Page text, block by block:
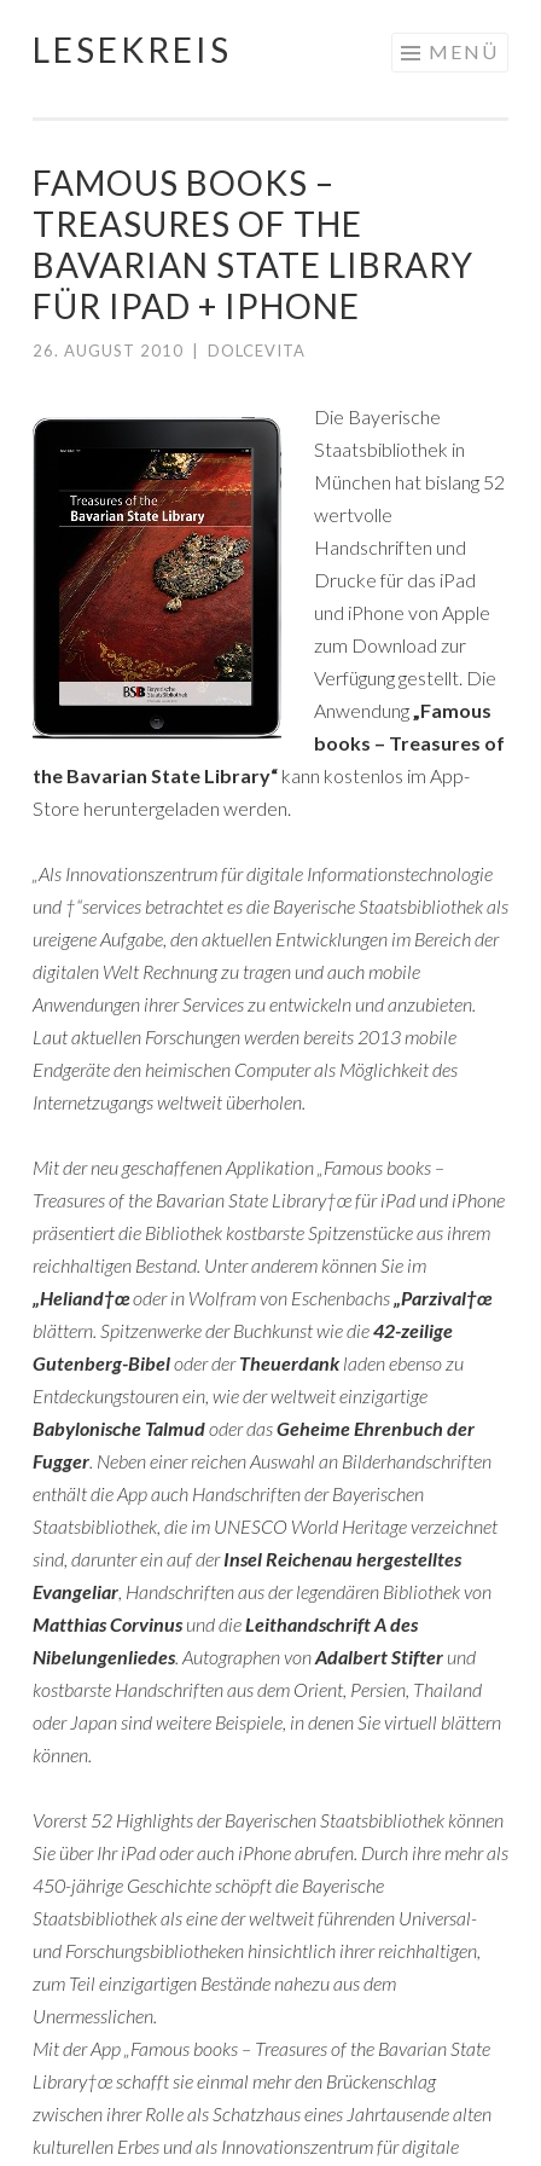
Springe
LESEKREIS MENÜ
FAMOUS BOOKS –
TREASURES OF THE
BAVARIAN STATE LIBRARY
FÜR IPAD + IPHONE
26. AUGUST 2010 DOLCEVITA
Die Bayerische
Staatsbibliothek in
München hat bislang 52
wertvolle
Handschriften und
Drucke für das iPad
und iPhone von Apple
zum Download zur
Verfügung gestellt. Die
Anwendung„Famous
books – Treasures of
the Bavarian State Library“ kann kostenlos im App-
Store heruntergeladen werden.
„Als Innovationszentrum für digitale Informationstechnologie
und †“services betrachtet es die Bayerische Staatsbibliothek als
ureigene Aufgabe, den aktuellen Entwicklungen im Bereich der
digitalen Welt Rechnung zu tragen und auch mobile
Anwendungen ihrer Services zu entwickeln und anzubieten.
Laut aktuellen Forschungen werden bereits 2013 mobile
Endgeräte den heimischen Computer als Möglichkeit des
Internetzugangs weltweit überholen.
Mit der neu geschaffenen Applikation „Famous books –
Treasures of the Bavarian State Library†œ für iPad und iPhone
präsentiert die Bibliothek kostbarste Spitzenstücke aus ihrem
reichhaltigen Bestand. Unter anderem können Sie im
„Heliand†œoder in Wolfram von Eschenbachs„Parzival†œ
blättern. Spitzenwerke der Buchkunst wie die42-zeilige
Gutenberg-Bibeloder derTheuerdank laden ebenso zu
Entdeckungstouren ein, wie der weltweit einzigartige
Babylonische Talmudoder dasGeheime Ehrenbuch der
Fugger. Neben einer reichen Auswahl an Bilderhandschriften
enthält die App auch Handschriften der Bayerischen
Staatsbibliothek, die im UNESCO World Heritage verzeichnet
sind, darunter ein auf derInsel Reichenau hergestelltes
Evangeliar, Handschriften aus der legendären Bibliothek von
Matthias Corvinus und dieLeithandschrift A des
Nibelungenliedes. Autographen vonAdalbert Stifter und
kostbarste Handschriften aus dem Orient, Persien, Thailand
oder Japan sind weitere Beispiele, in denen Sie virtuell blättern
können.
Vorerst 52 Highlights der Bayerischen Staatsbibliothek können
Sie über Ihr iPad oder auch iPhone abrufen. Durch ihre mehr als
450-jährige Geschichte schöpft die Bayerische
Staatsbibliothek als eine der weltweit führenden Universal-
und Forschungsbibliotheken hinsichtlich ihrer reichhaltigen,
zum Teil einzigartigen Bestände nahezu aus dem
Unermesslichen.
Mit der App „Famous books – Treasures of the Bavarian State
Library†œ schafft sie einmal mehr den Brückenschlag
zwischen ihrer Rolle als Schatzhaus eines Jahrtausende alten
kulturellen Erbes und als Innovationszentrum für digitale